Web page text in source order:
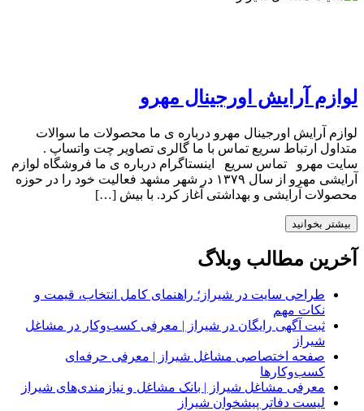
لوازم آرایش اورجینال مهرو
لوازم آرایش اورجینال مهرو درباره ی ما محصولات ما سوالات
متداول ارتباط سریع تماس با ما گالری تصاویر چت واتساپ .
سایت مهرو تماس سریع اینستاگرام درباره ی ما فروشگاه لوازم
آرایشی مهرو از سال ۱۳۷۹ در شهر مشهد فعالیت خود را در حوزه
محصولات آرایشی و بهداشتی آغاز کرد. با بیش […]
بیشتر بخوانید
آخرین مطالب وبلاگ
طراحی سایت در شیراز؛ راهنمای کامل انتخاب، قیمت و
نکات مهم
ثبت آگهی رایگان در شیراز | معرفی کسب‌وکار در مشاغل
شیراز
صفحه اختصاصی مشاغل شیراز | معرفی حرفه‌ای
کسب‌وکارها
معرفی مشاغل شیراز | بانک مشاغل و نیازمندی‌های شیراز
لیست دفاتر پیشخوان شیراز